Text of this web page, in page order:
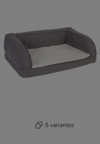
5 variantes